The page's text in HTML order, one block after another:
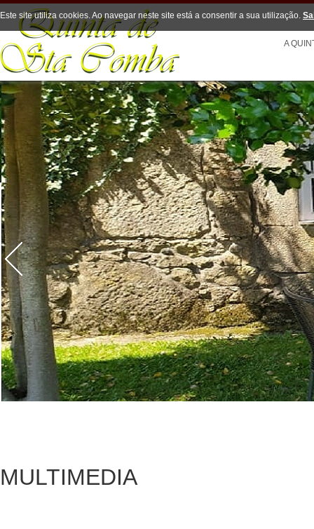
A
MULTIMEDIA
Este site utiliza cookies. Ao navegar neste site está a consentir a sua utilização.